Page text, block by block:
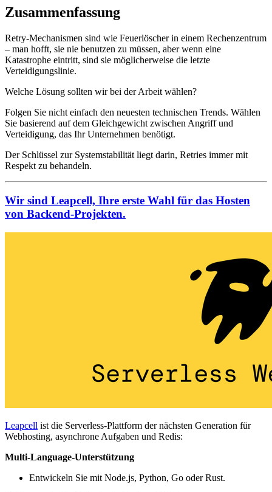
Zusammenfassung
Retry-Mechanismen sind wie Feuerlöscher in einem Rechenzentrum
– man hofft, sie nie benutzen zu müssen, aber wenn eine
Katastrophe eintritt, sind sie möglicherweise die letzte
Verteidigungslinie.
Welche Lösung sollten wir bei der Arbeit wählen?
Folgen Sie nicht einfach den neuesten technischen Trends. Wählen
Sie basierend auf dem Gleichgewicht zwischen Angriff und
Verteidigung, das Ihr Unternehmen benötigt.
Der Schlüssel zur Systemstabilität liegt darin, Retries immer mit
Respekt zu behandeln.
Wir sind Leapcell, Ihre erste Wahl für das Hosten
von Backend-Projekten.
Leapcell ist die Serverless-Plattform der nächsten Generation für
Webhosting, asynchrone Aufgaben und Redis:
Multi-Language-Unterstützung
Entwickeln Sie mit Node.js, Python, Go oder Rust.